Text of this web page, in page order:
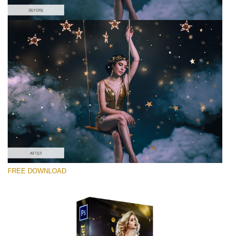
Выберите Вариант
Free Photoshop Overlay #7
Small 800*533px
Gold Confetti
(46 Overlays)
Large 6000*4000px
Large 6000*4000px
FREE DOWNLOAD